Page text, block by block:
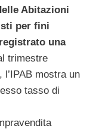
Abitazioni
per fini
una
trimestre
mostra un
tasso di